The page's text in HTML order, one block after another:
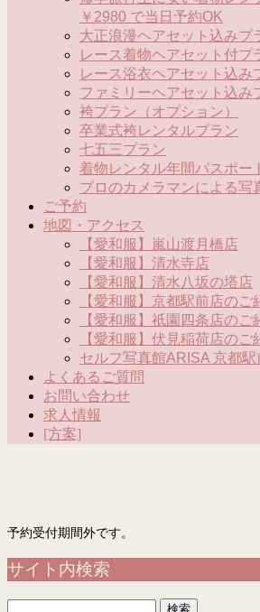
￥2980 で当日予約OK
大正浪漫ヘアセット込みプ
レース着物ヘアセット付プ
レース浴衣ヘアセット込み
ファミリーヘアセット込み
袴プラン（オプション）
卒業式袴レンタルプラン
七五三プラン
着物レンタル年間パスポー
プロのカメラマンによる写
ご予約
地図・アクセス
【愛和服】嵐山渡月橋店
【愛和服】清水寺店
【愛和服】清水八坂の塔店
【愛和服】京都駅前店のご
【愛和服】祇園四条店のご
【愛和服】伏見稲荷店のご
セルフ写真館ARISA 京都
よくあるご質問
お問い合わせ
求人情報
[方案]
予約受付期間外です。
サイト内検索